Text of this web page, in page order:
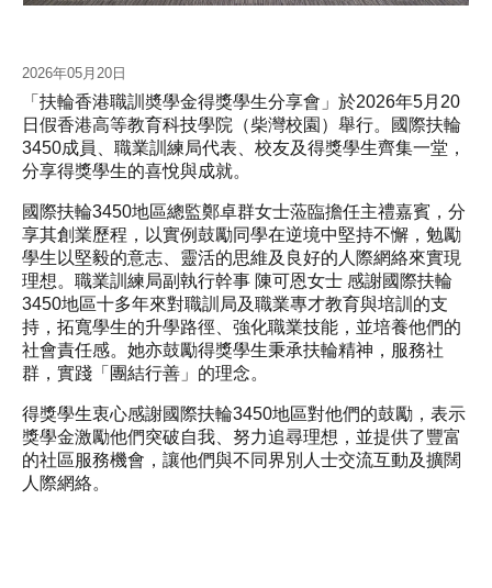
2026年05月20日
「扶輪香港職訓奬學金得獎學生分享會」於2026年5月20
日假香港高等教育科技學院（柴灣校園）舉行。國際扶輪
3450成員、職業訓練局代表、校友及得獎學生齊集一堂，
分享得獎學生的喜悅與成就。
國際扶輪3450地區總監鄭卓群女士蒞臨擔任主禮嘉賓，分
享其創業歷程，以實例鼓勵同學在逆境中堅持不懈，勉勵
學生以堅毅的意志、靈活的思維及良好的人際網絡來實現
理想。職業訓練局副執行幹事 陳可恩女士 感謝國際扶輪
3450地區十多年來對職訓局及職業專才教育與培訓的支
持，拓寬學生的升學路徑、強化職業技能，並培養他們的
社會責任感。她亦鼓勵得獎學生秉承扶輪精神，服務社
群，實踐「團結行善」的理念。
得獎學生衷心感謝國際扶輪3450地區對他們的鼓勵，表示
獎學金激勵他們突破自我、努力追尋理想，並提供了豐富
的社區服務機會，讓他們與不同界別人士交流互動及擴闊
人際網絡。